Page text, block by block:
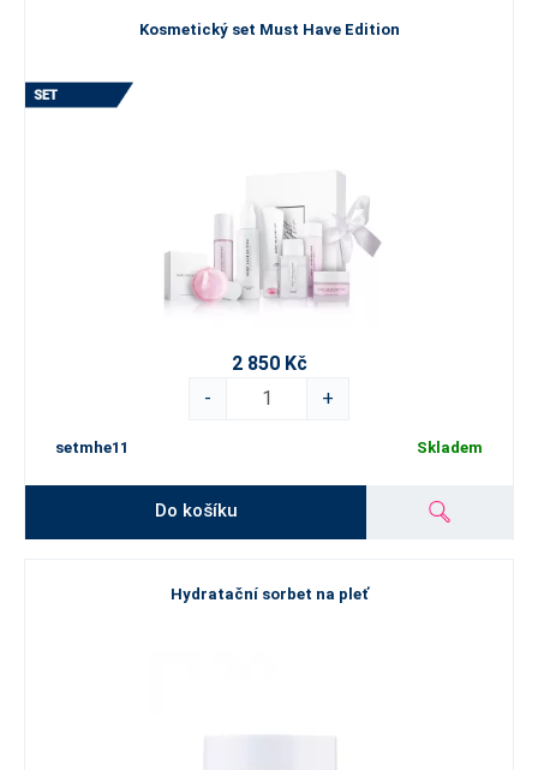
Kosmetický set Must Have Edition
2 850 Kč
-
+
setmhe11 Skladem
Do košíku
Hydratační sorbet na pleť